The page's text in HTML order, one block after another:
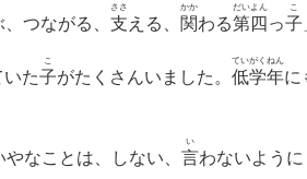
、つながる、 支
ささ
える、 関
かか
わる第四
だいよん
っ子
こ
いた子
こ
がたくさんいました。 低学年
ていがくねん
に
なことは、しない、 言
い
わないよう